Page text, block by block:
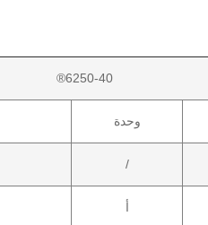
6250-40®
وحدة
/
أ